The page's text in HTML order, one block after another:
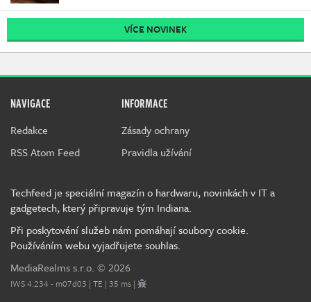
VÍCE NOVINEK
NAVIGACE
Redakce
RSS Atom Feed
INFORMACE
Zásady ochrany
Pravidla užívání
Techfeed je speciální magazín o hardwaru, novinkách v IT a
gadgetech, který připravuje tým Indiana.
Při poskytování služeb nám pomáhají soubory cookie.
Používáním webu vyjadřujete souhlas.
MediaRealms s.r.o. © 2026
IWS 4.234 - m07d03 | TE | 35 ms |